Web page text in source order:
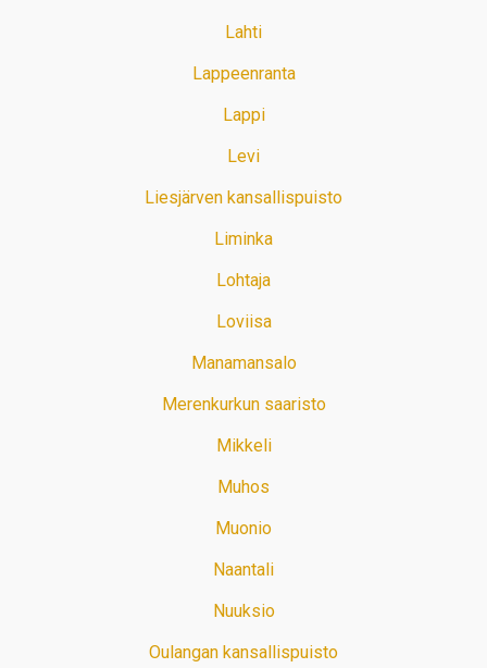
Lahti
Lappeenranta
Lappi
Levi
Liesjärven kansallispuisto
Liminka
Lohtaja
Loviisa
Manamansalo
Merenkurkun saaristo
Mikkeli
Muhos
Muonio
Naantali
Nuuksio
Oulangan kansallispuisto